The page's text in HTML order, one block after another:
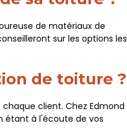
de matériaux de
sur les options les
de toiture ?
client. Chez Edmond
étant à l'écoute de vos